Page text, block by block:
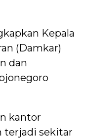
Kepala
(Damkar)
dan
kantor
terjadi sekitar